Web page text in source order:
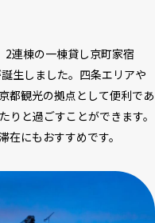
連棟の一棟貸し京町家宿
生しました。四条エリアや
都観光の拠点として便利であ
りと過ごすことができます。
にもおすすめです。